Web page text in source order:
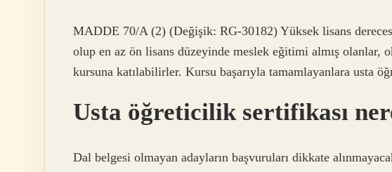
MADDE 70/A (2) (Değişik: RG-30182) Yüksek lisans
olup en az ön lisans düzeyinde meslek eğitimi almış olanlar,
kursuna katılabilirler. Kursu başarıyla tamamlayanlara usta
Usta öğreticilik sertifikası
Dal belgesi olmayan adayların başvuruları dikkate